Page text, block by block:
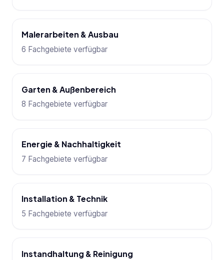
Malerarbeiten & Ausbau
6 Fachgebiete verfügbar
Garten & Außenbereich
8 Fachgebiete verfügbar
Energie & Nachhaltigkeit
7 Fachgebiete verfügbar
Installation & Technik
5 Fachgebiete verfügbar
Instandhaltung & Reinigung